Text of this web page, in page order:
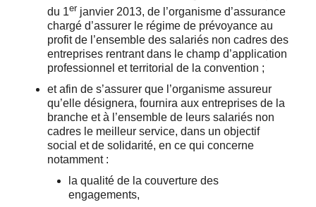
du 1er janvier 2013, de l’organisme d’assurance
chargé d’assurer le régime de prévoyance au
profit de l’ensemble des salariés non cadres des
entreprises rentrant dans le champ d’application
professionnel et territorial de la convention ;
et afin de s’assurer que l’organisme assureur
qu’elle désignera, fournira aux entreprises de la
branche et à l’ensemble de leurs salariés non
cadres le meilleur service, dans un objectif
social et de solidarité, en ce qui concerne
notamment :
la qualité de la couverture des
engagements,